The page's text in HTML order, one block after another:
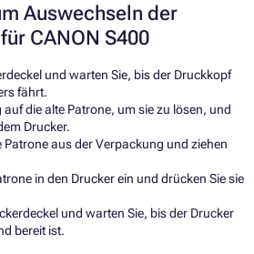
Auswechseln der
CANON S400
und warten Sie, bis der Druckkopf
fährt.
auf die alte Patrone, um sie zu lösen, und
Drucker.
Patrone aus der Verpackung und ziehen
in den Drucker ein und drücken Sie sie
und warten Sie, bis der Drucker
bereit ist.